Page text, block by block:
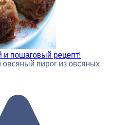
и пошаговый рецепт!
пирог из овсяных